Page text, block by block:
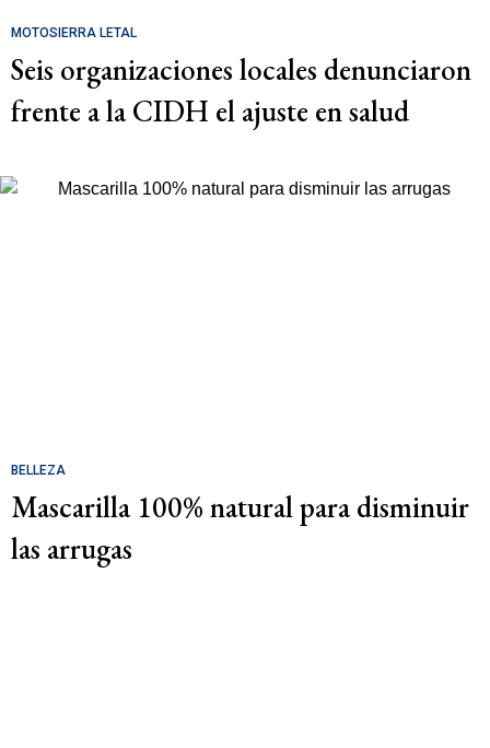
MOTOSIERRA LETAL
Seis organizaciones locales denunciaron
frente a la CIDH el ajuste en salud
BELLEZA
Mascarilla 100% natural para disminuir
las arrugas